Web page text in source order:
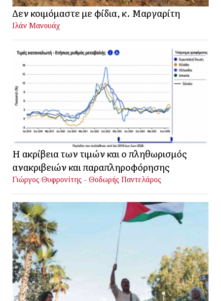
Δεν κοιμόμαστε με φίδια, κ. Μαργαρίτη
Ιλάν Μανουάχ
Η ακρίβεια των τιμών και ο πληθωρισμός
ανακριβειών και παραπληροφόρησης
Γιώργος Θυφρονίτης - Θοδωρής Παντελάρος